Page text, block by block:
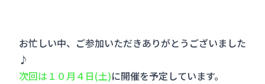
お忙しい中、ご参加いただきありがとうございました
♪
次回は１０月４日(土)に開催を予定しています。